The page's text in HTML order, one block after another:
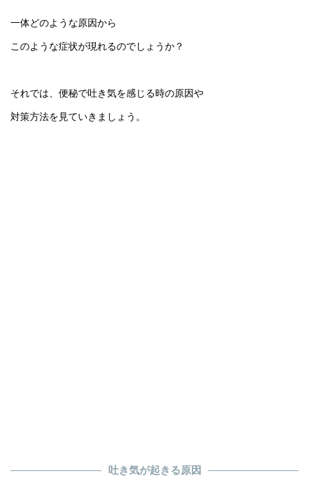
一体どのような原因から
このような症状が現れるのでしょうか？
それでは、便秘で吐き気を感じる時の原因や
対策方法を見ていきましょう。
吐き気が起きる原因